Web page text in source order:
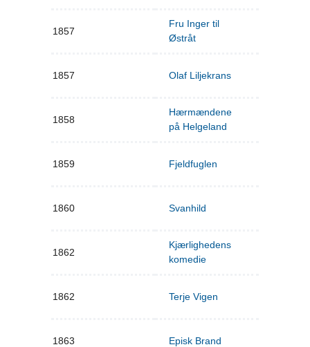
1857
Fru Inger til
Østråt
1857 Olaf Liljekrans
1858
Hærmændene
på Helgeland
1859 Fjeldfuglen
1860 Svanhild
1862
Kjærlighedens
komedie
1862 Terje Vigen
1863 Episk Brand